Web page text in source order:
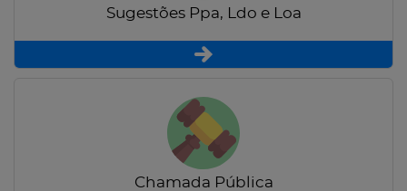
Sugestões Ppa, Ldo e Loa
Chamada Pública